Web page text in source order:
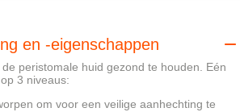
en -eigenschappen
peristomale huid gezond te houden. Eén
3 niveaus:
om voor een veilige aanhechting te